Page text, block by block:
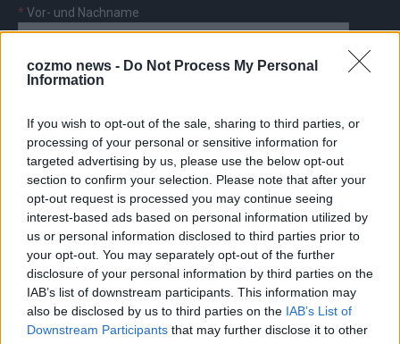
cozmo news - Do Not Process My Personal
Information
If you wish to opt-out of the sale, sharing to third parties, or
processing of your personal or sensitive information for
targeted advertising by us, please use the below opt-out
section to confirm your selection. Please note that after your
opt-out request is processed you may continue seeing
interest-based ads based on personal information utilized by
us or personal information disclosed to third parties prior to
your opt-out. You may separately opt-out of the further
disclosure of your personal information by third parties on the
IAB’s list of downstream participants. This information may
also be disclosed by us to third parties on the IAB’s List of
Downstream Participants that may further disclose it to other
* Vor- und Nachname
E-Mail
AD
FOLGE UNS BEI FACEBOOK